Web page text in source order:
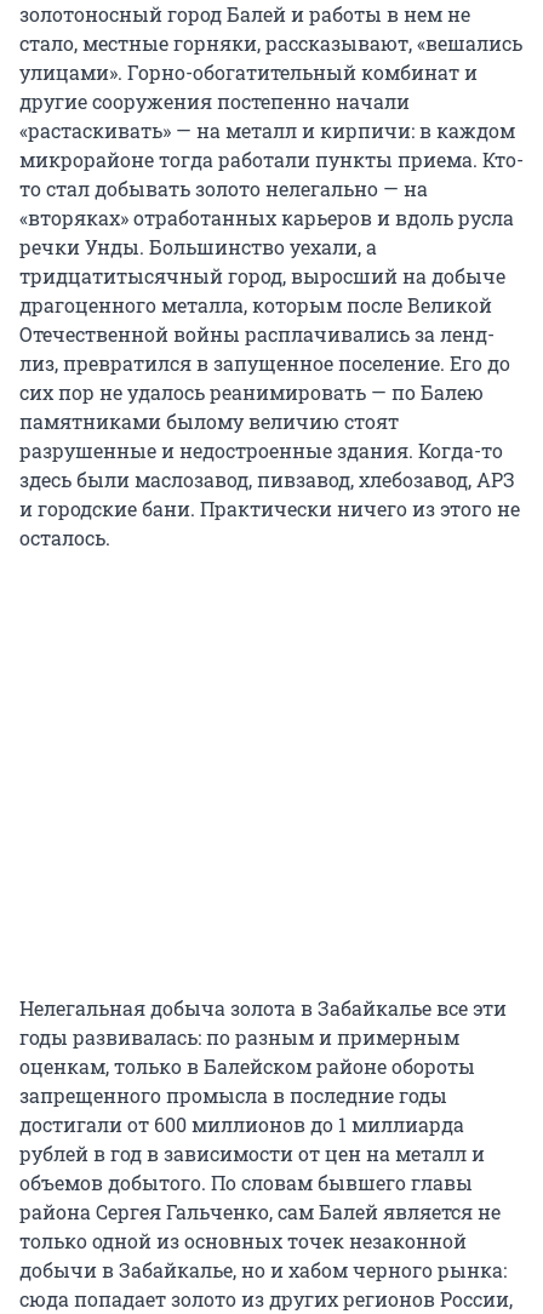
золотоносный город Балей и работы в нем не
стало, местные горняки, рассказывают, «вешались
улицами». Горно-обогатительный комбинат и
другие сооружения постепенно начали
«растаскивать» — на металл и кирпичи: в каждом
микрорайоне тогда работали пункты приема. Кто-
то стал добывать золото нелегально — на
«вторяках» отработанных карьеров и вдоль русла
речки Унды. Большинство уехали, а
тридцатитысячный город, выросший на добыче
драгоценного металла, которым после Великой
Отечественной войны расплачивались за ленд-
лиз, превратился в запущенное поселение. Его до
сих пор не удалось реанимировать — по Балею
памятниками былому величию стоят
разрушенные и недостроенные здания. Когда-то
здесь были маслозавод, пивзавод, хлебозавод, АРЗ
и городские бани. Практически ничего из этого не
осталось.
Нелегальная добыча золота в Забайкалье все эти
годы развивалась: по разным и примерным
оценкам, только в Балейском районе обороты
запрещенного промысла в последние годы
достигали от 600 миллионов до 1 миллиарда
рублей в год в зависимости от цен на металл и
объемов добытого. По словам бывшего главы
района Сергея Гальченко, сам Балей является не
только одной из основных точек незаконной
добычи в Забайкалье, но и хабом черного рынка:
сюда попадает золото из других регионов России,